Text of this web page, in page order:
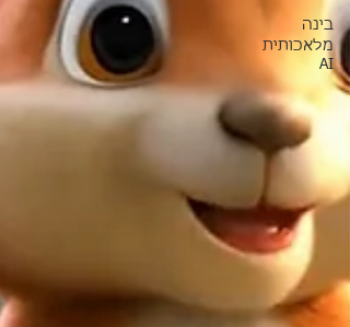
בינה
מלאכותית
AI